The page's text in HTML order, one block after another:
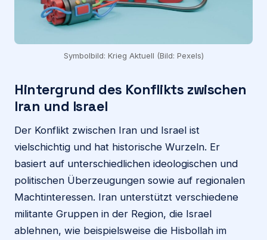
Symbolbild: Krieg Aktuell (Bild: Pexels)
Hintergrund des Konflikts zwischen
Iran und Israel
Der Konflikt zwischen Iran und Israel ist
vielschichtig und hat historische Wurzeln. Er
basiert auf unterschiedlichen ideologischen und
politischen Überzeugungen sowie auf regionalen
Machtinteressen. Iran unterstützt verschiedene
militante Gruppen in der Region, die Israel
ablehnen, wie beispielsweise die Hisbollah im